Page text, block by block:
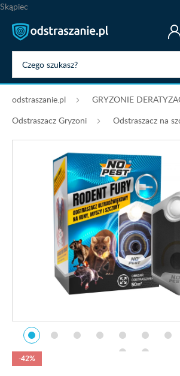
Skąpiec
odstraszanie.pl
GRYZONIE
Odstraszacz Gryzoni
Odstraszacz na
-42%